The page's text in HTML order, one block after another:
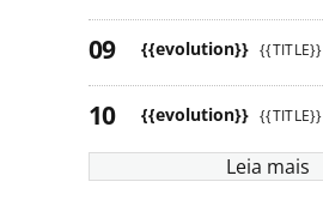
{{evolution}} {{TITLE}}
{{evolution}} {{TITLE}}
Leia mais